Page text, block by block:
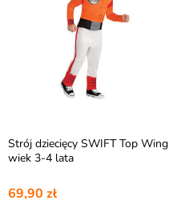
Strój dziecięcy SWIFT Top Wing
wiek 3-4 lata
69,90 zł